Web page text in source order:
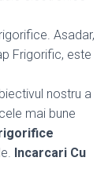
Asadar,
Frigorific, este
nostru a
mai bune
Incarcari Cu